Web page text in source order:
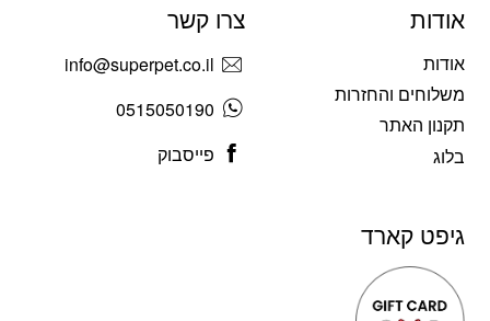
אודות
אודות
משלוחים והחזרות
תקנון האתר
בלוג
צרו קשר
info@superpet.co.il
0515050190
פייסבוק
גיפט קארד